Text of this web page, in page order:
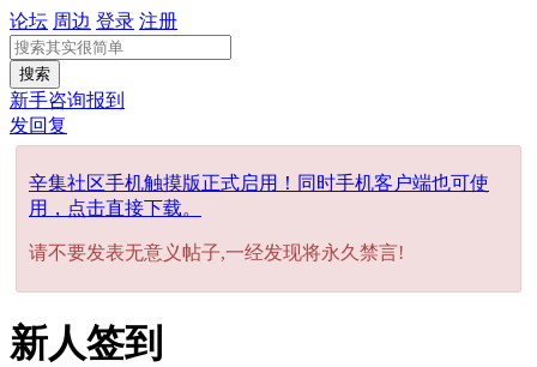
论坛 周边 登录 注册
搜索
新手咨询报到
发回复
辛集社区手机触摸版正式启用！同时手机客户端也可使
用，点击直接下载。
请不要发表无意义帖子,一经发现将永久禁言!
新人签到